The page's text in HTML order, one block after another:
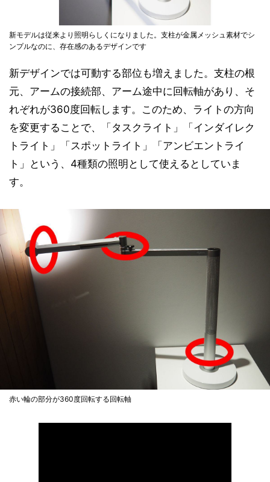
新モデルは従来より照明らしくになりました。支柱が金属メッシュ素材でシ
ンプルなのに、存在感のあるデザインです
新デザインでは可動する部位も増えました。支柱の根
元、アームの接続部、アーム途中に回転軸があり、そ
れぞれが360度回転します。このため、ライトの方向
を変更することで、「タスクライト」「インダイレク
トライト」「スポットライト」「アンビエントライ
ト」という、4種類の照明として使えるとしていま
す。
赤い輪の部分が360度回転する回転軸